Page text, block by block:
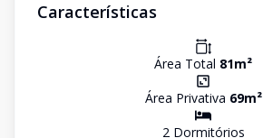
Características
Área Total 81m²
Área Privativa 69m²
2Dormitórios